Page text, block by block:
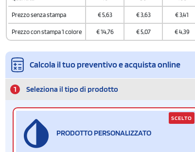
Prezzo senza stampa €5,63 €3,63 €3,41
Prezzo con stampa 1 colore €14,76 €5,07 €4,39
Calcola il tuo preventivo e acquista online
1 Seleziona il tipo di prodotto
PRODOTTO PERSONALIZZATO
SCELTO